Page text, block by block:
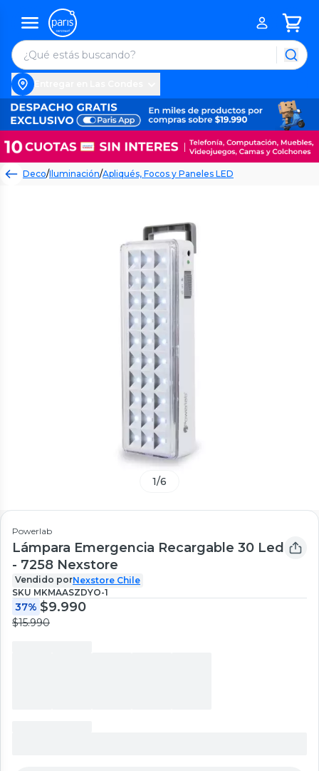
Deco/Iluminación/Apliqués, Focos y Paneles LED
1/6
Powerlab
Lámpara Emergencia Recargable 30 Led
- 7258 Nexstore
Vendido porNexstore Chile
SKU MKMAASZDYO-1
37% $9.990
$15.990